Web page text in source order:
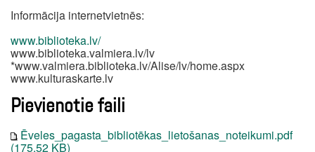
Informācija internetvietnēs:
www.biblioteka.lv/
www.biblioteka.valmiera.lv/lv
*www.valmiera.biblioteka.lv/Alise/lv/home.aspx
www.kulturaskarte.lv
Pievienotie faili
Ēveles_pagasta_bibliotēkas_lietošanas_noteikumi.pdf
(175.52 KB)